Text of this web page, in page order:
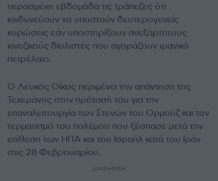
περασμένη εβδομάδα τις τράπεζες ότι
κινδυνεύουν να υποστούν δευτερογενείς
κυρώσεις εάν υποστηρίξουν ανεξάρτητους
κινεζικούς διυλιστές που αγοράζουν ιρανικό
πετρέλαιο.
Ο Λευκός Οίκος περιμένει την απάντηση της
Τεχεράνης στην πρότασή του για την
επαναλειτουργία των Στενών του Ορμούζ και τον
τερματισμό του πολέμου που ξέσπασε μετά την
επίθεση των ΗΠΑ και του Ισραήλ κατά του Ιράν
στις 28 Φεβρουαρίου.
ΔΙΑΦΗΜΙΣΗ